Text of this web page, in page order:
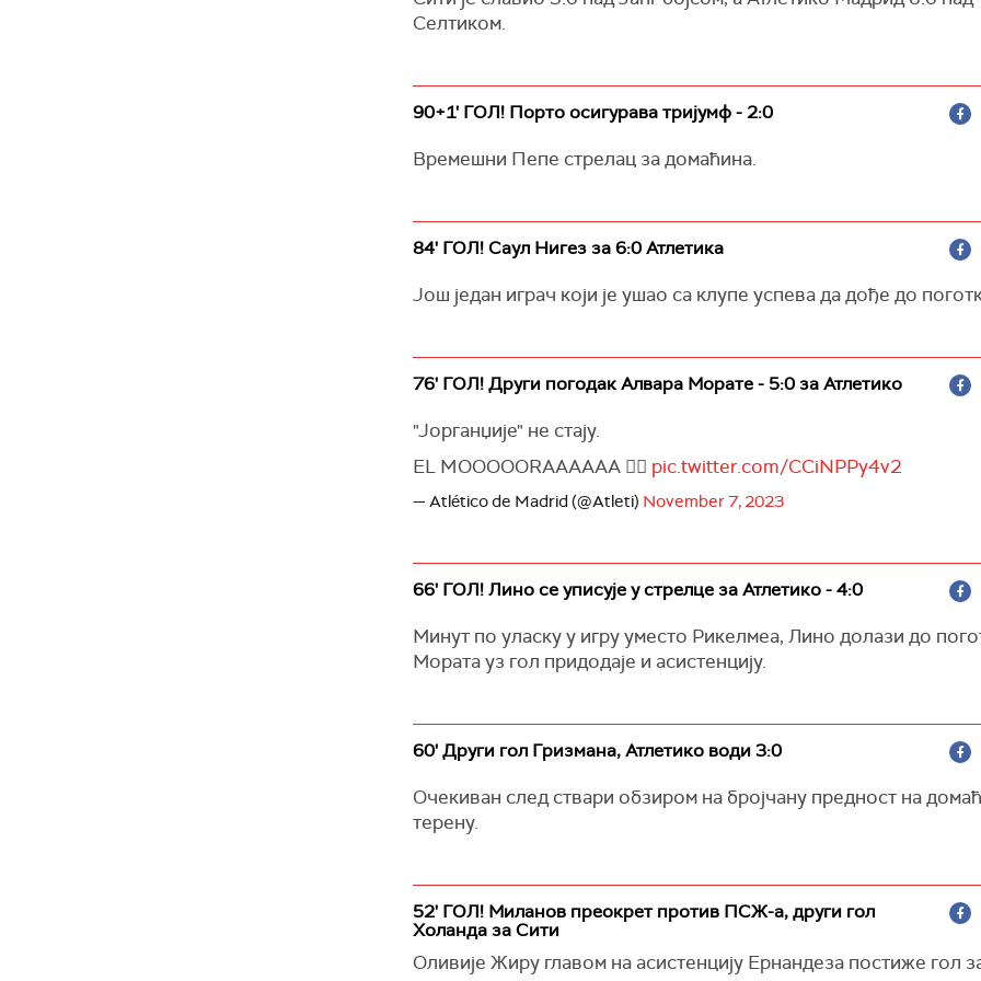
Селтиком.
90+1' ГОЛ! Порто осигурава тријумф - 2:0
Времешни Пепе стрелац за домаћина.
84' ГОЛ! Саул Нигез за 6:0 Атлетика
Још један играч који је ушао са клупе успева да дође до
76' ГОЛ! Други погодак Алвара Морате - 5:0 за Атлетико
"Јорганџије" не стају.
EL MOOOOORAAAAAA ❤️‍🔥 pic.twitter.com/CCiNPPy4v2
— Atlético de Madrid (@Atleti) November 7, 2023
66' ГОЛ! Лино се уписује у стрелце за Атлетико - 4:0
Минут по уласку у игру уместо Рикелмеа, Лино долази до
Мората уз гол придодаје и асистенцију.
60' Други гол Гризмана, Атлетико води 3:0
Очекиван след ствари обзиром на бројчану предност на
терену.
52' ГОЛ! Миланов преокрет против ПСЖ-а, други гол
Холанда за Сити
Оливије Жиру главом на асистенцију Ернандеза постиже гол